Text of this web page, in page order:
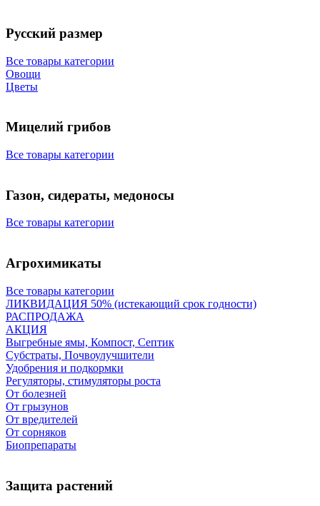
Русский размер
Все товары категории
Овощи
Цветы
Мицелий грибов
Все товары категории
Газон, сидераты, медоносы
Все товары категории
Агрохимикаты
Все товары категории
ЛИКВИДАЦИЯ 50% (истекающий срок годности)
РАСПРОДАЖА
АКЦИЯ
Выгребные ямы, Компост, Септик
Субстраты, Почвоулучшители
Удобрения и подкормки
Регуляторы, стимуляторы роста
От болезней
От грызунов
От вредителей
От сорняков
Биопрепараты
Защита растений